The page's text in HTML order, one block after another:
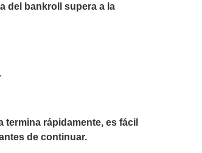
del bankroll supera a la
rápidamente, es fácil
de continuar.